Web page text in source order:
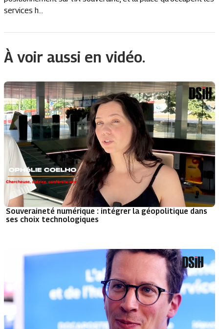
services h...
À voir aussi en vidéo.
Souveraineté numérique : intégrer la géopolitique dans
ses choix technologiques